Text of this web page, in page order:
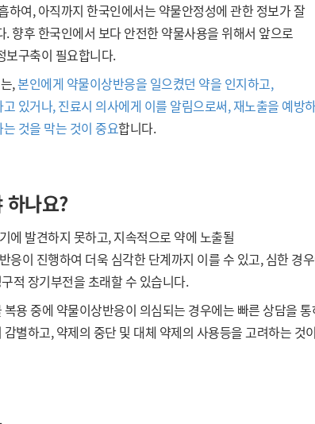
하여, 아직까지 한국인에서는 약물안정성에 관한 정보가 잘
향후 한국인에서 보다 안전한 약물사용을 위해서 앞으로
보구축이 필요합니다.
,본인에게 약물이상반응을 일으켰던 약을 인지하고,
있거나, 진료시 의사에게 이를 알림으로써, 재노출을 예방
것을 막는 것이 중요합니다.
하나요?
에 발견하지 못하고, 지속적으로 약에 노출될
응이 진행하여 더욱 심각한 단계까지 이를 수 있고,심한 경
적 장기부전을 초래할 수 있습니다.
용 중에 약물이상반응이 의심되는 경우에는 빠른 상담을 통
별하고, 약제의 중단 및 대체 약제의 사용등을 고려하는 것이